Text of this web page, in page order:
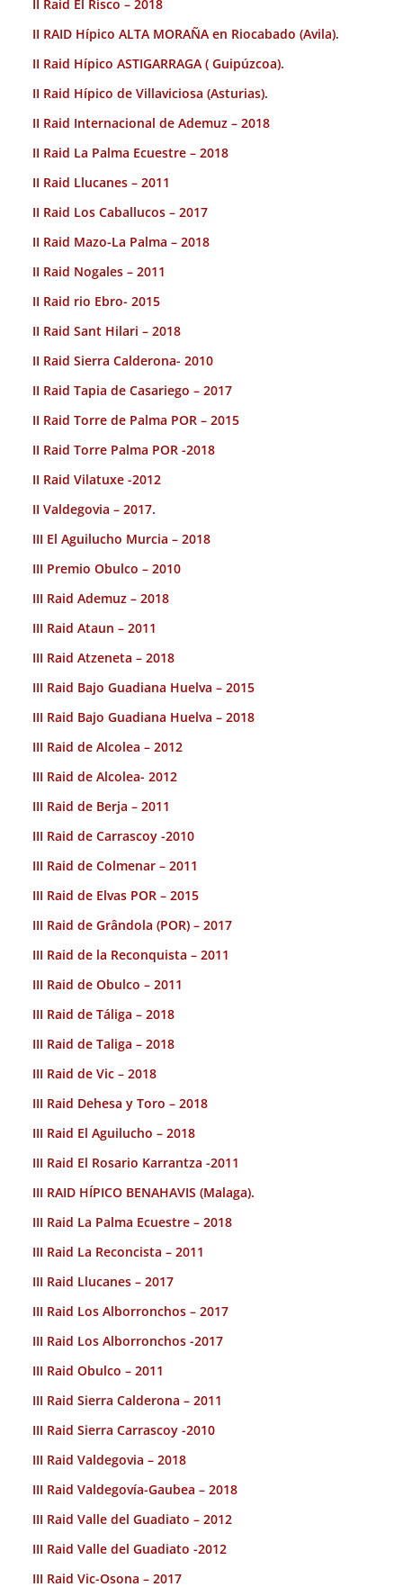
II Raid El Risco – 2018
II RAID Hípico ALTA MORAÑA en Riocabado (Avila).
II Raid Hípico ASTIGARRAGA ( Guipúzcoa).
II Raid Hípico de Villaviciosa (Asturias).
II Raid Internacional de Ademuz – 2018
II Raid La Palma Ecuestre – 2018
II Raid Llucanes – 2011
II Raid Los Caballucos – 2017
II Raid Mazo-La Palma – 2018
II Raid Nogales – 2011
II Raid rio Ebro- 2015
II Raid Sant Hilari – 2018
II Raid Sierra Calderona- 2010
II Raid Tapia de Casariego – 2017
II Raid Torre de Palma POR – 2015
II Raid Torre Palma POR -2018
II Raid Vilatuxe -2012
II Valdegovia – 2017.
III El Aguilucho Murcia – 2018
III Premio Obulco – 2010
III Raid Ademuz – 2018
III Raid Ataun – 2011
III Raid Atzeneta – 2018
III Raid Bajo Guadiana Huelva – 2015
III Raid Bajo Guadiana Huelva – 2018
III Raid de Alcolea – 2012
III Raid de Alcolea- 2012
III Raid de Berja – 2011
III Raid de Carrascoy -2010
III Raid de Colmenar – 2011
III Raid de Elvas POR – 2015
III Raid de Grândola (POR) – 2017
III Raid de la Reconquista – 2011
III Raid de Obulco – 2011
III Raid de Táliga – 2018
III Raid de Taliga – 2018
III Raid de Vic – 2018
III Raid Dehesa y Toro – 2018
III Raid El Aguilucho – 2018
III Raid El Rosario Karrantza -2011
III RAID HÍPICO BENAHAVIS (Malaga).
III Raid La Palma Ecuestre – 2018
III Raid La Reconcista – 2011
III Raid Llucanes – 2017
III Raid Los Alborronchos – 2017
III Raid Los Alborronchos -2017
III Raid Obulco – 2011
III Raid Sierra Calderona – 2011
III Raid Sierra Carrascoy -2010
III Raid Valdegovia – 2018
III Raid Valdegovía-Gaubea – 2018
III Raid Valle del Guadiato – 2012
III Raid Valle del Guadiato -2012
III Raid Vic-Osona – 2017